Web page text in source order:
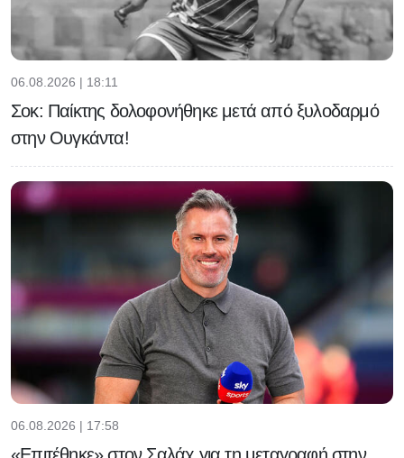
06.08.2026 | 18:11
Σοκ: Παίκτης δολοφονήθηκε μετά από ξυλοδαρμό
στην Ουγκάντα!
06.08.2026 | 17:58